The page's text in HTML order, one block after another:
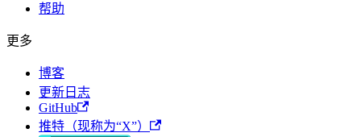
帮助
更多
博客
更新日志
GitHub
推特（现称为“X”）